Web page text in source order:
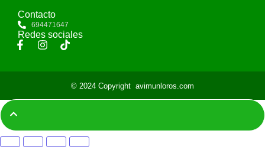
Contacto
694471647
Redes sociales
© 2024 Copyright avimunloros.com